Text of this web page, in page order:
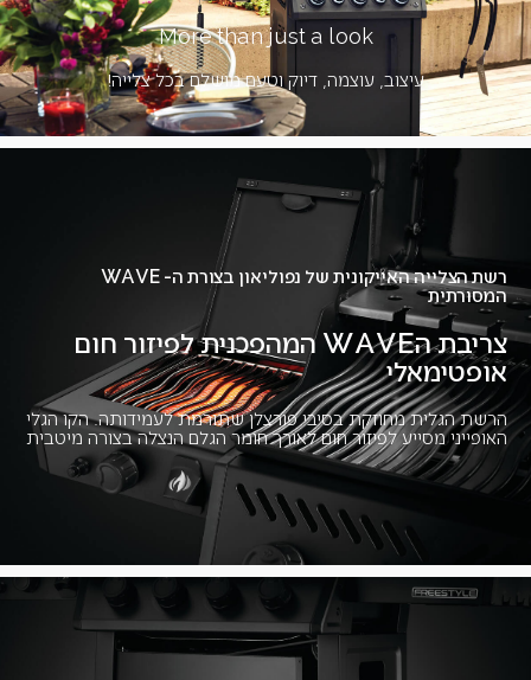
More than just a look
עיצוב, עוצמה, דיוק וטעם מושלם בכל צלייה!
רשת הצלייה האייקונית של נפוליאון בצורת ה- WAVE
המסורתית
צריבת הWAVE המהפכנית לפיזור חום
אופטימאלי
הרשת הגלית מחוזקת בסיבי פורצלן שתורמת לעמידותה. הקו הגלי
האופייני מסייע לפיזור חום לאורך חומר הגלם הנצלה בצורה מיטבית